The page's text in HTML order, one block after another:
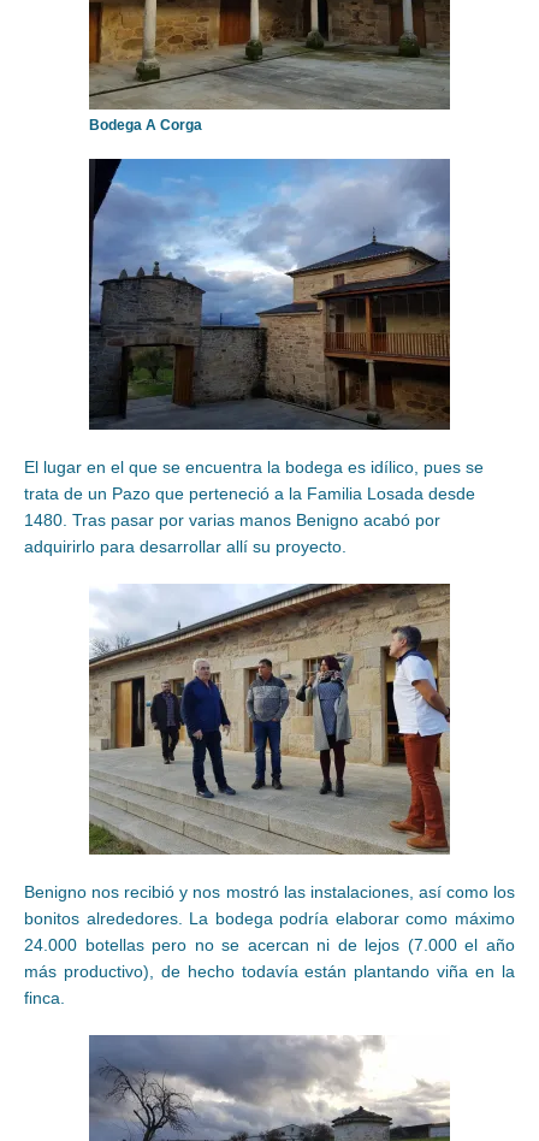
Bodega A Corga
El lugar en el que se encuentra la bodega es idílico, pues se
trata de un Pazo que perteneció a la Familia Losada desde
1480. Tras pasar por varias manos Benigno acabó por
adquirirlo para desarrollar allí su proyecto.
Benigno nos recibió y nos mostró las instalaciones, así como los
bonitos alrededores. La bodega podría elaborar como máximo
24.000 botellas pero no se acercan ni de lejos (7.000 el año
más productivo), de hecho todavía están plantando viña en la
finca.